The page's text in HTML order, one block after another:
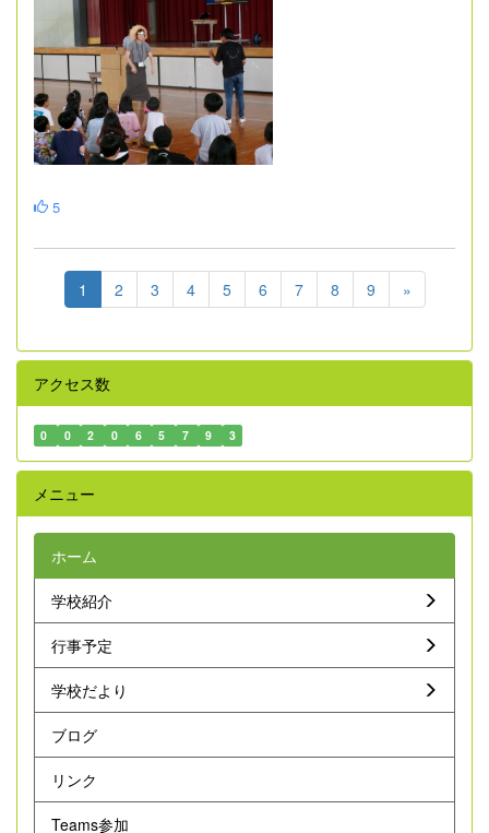
5
1 2 3 4 5 6 7 8 9 »
アクセス数
0 0 2 0 6 5 7 9 3
メニュー
ホーム
学校紹介
行事予定
学校だより
ブログ
リンク
Teams参加